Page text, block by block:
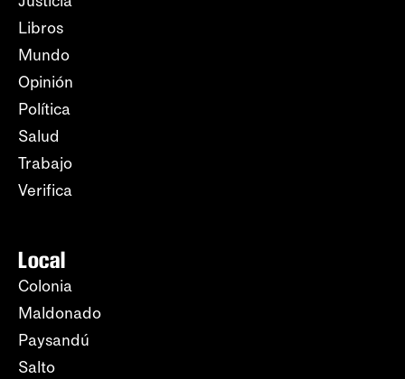
Libros
Mundo
Opinión
Política
Salud
Trabajo
Verifica
Local
Colonia
Maldonado
Paysandú
Salto